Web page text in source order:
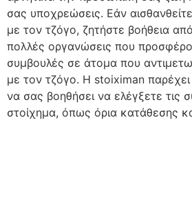
σας υποχρεώσεις. Εάν
με τον τζόγο, ζητήστε βοήθεια
πολλές οργανώσεις που
συμβουλές σε άτομα που
με τον τζόγο. Η stoiximan παρέχει
να σας βοηθήσει να ελέγξετε τις
στοίχημα, όπως όρια κατάθεσης